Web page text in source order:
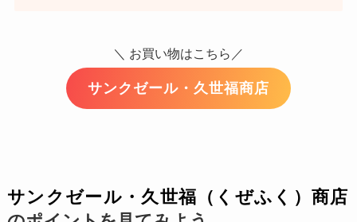
＼ お買い物はこちら／
サンクゼール・久世福商店
サンクゼール・久世福（くぜふく）商店